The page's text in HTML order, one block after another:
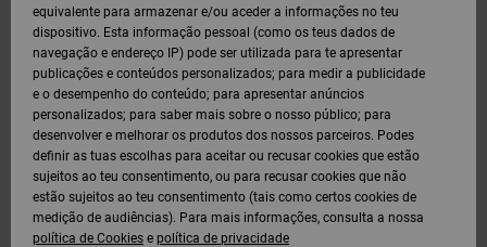
equivalente para armazenar e/ou aceder a informações no teu
dispositivo. Esta informação pessoal (como os teus dados de
navegação e endereço IP) pode ser utilizada para te apresentar
publicações e conteúdos personalizados; para medir a publicidade
e o desempenho do conteúdo; para apresentar anúncios
personalizados; para saber mais sobre o nosso público; para
desenvolver e melhorar os produtos dos nossos parceiros. Podes
definir as tuas escolhas para aceitar ou recusar cookies que estão
sujeitos ao teu consentimento, ou para recusar cookies que não
estão sujeitos ao teu consentimento (tais como certos cookies de
medição de audiências). Para mais informações, consulta a nossa
política de Cookies e política de privacidade